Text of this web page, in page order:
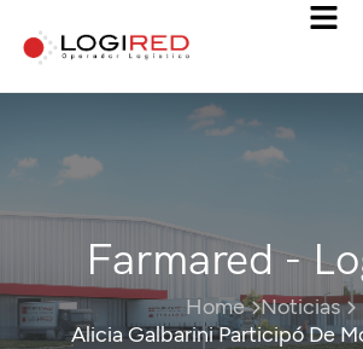
Farmared -
Home Noticias
Alicia Galbarini Participó De